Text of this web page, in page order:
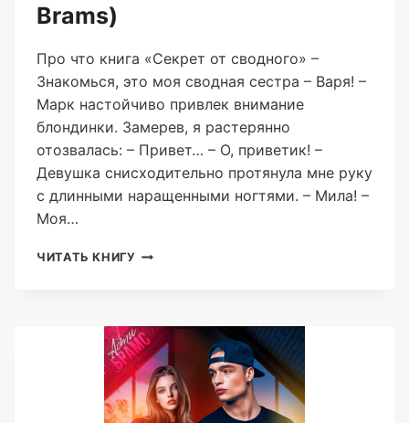
Brams)
Про что книга «Секрет от сводного» –
Знакомься, это моя сводная сестра – Варя! –
Марк настойчиво привлек внимание
блондинки. Замерев, я растерянно
отозвалась: – Привет… – О, приветик! –
Девушка снисходительно протянула мне руку
с длинными наращенными ногтями. – Мила! –
Моя…
ЧИТАТЬ КНИГУ СЕКРЕТ
BRAMS)